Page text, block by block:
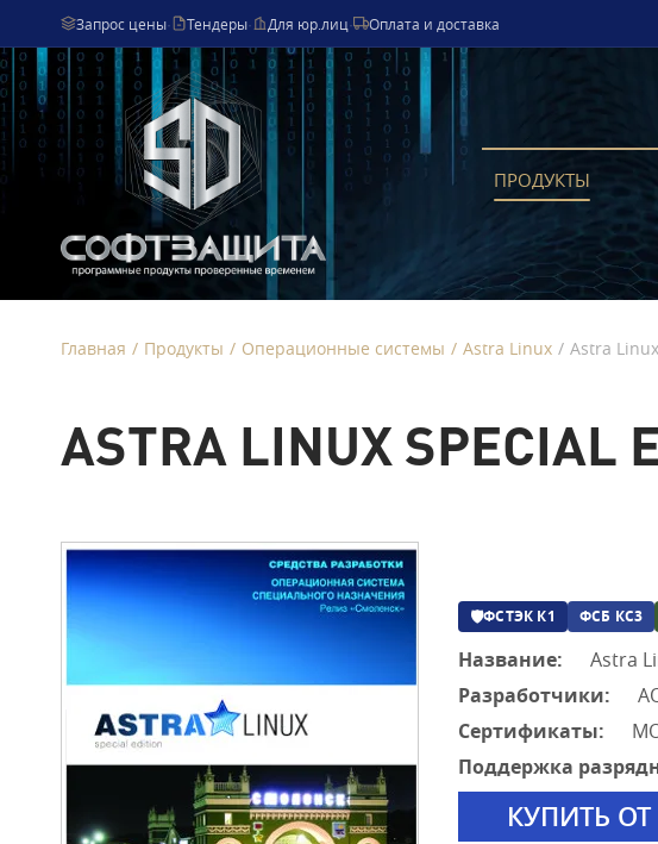
Запрос цены· Тендеры· Для юр.лиц· Оплата и доставка
ПРОДУКТЫ
Главная / Продукты / Операционные системы / Astra Linux / Astra
ASTRA LINUX
🛡ФСТЭК К1 ФСБ КС3
Название:
Astra
Разработчики:
Сертификаты:
Поддержка
КУПИТЬ ОТ